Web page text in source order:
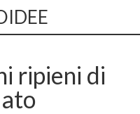
ripieni di